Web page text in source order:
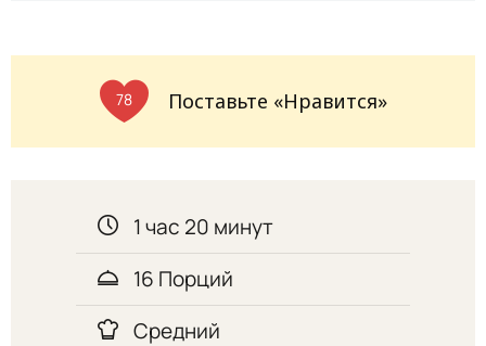
78 Поставьте «Нравится»
1 час 20 минут
16 Порций
Средний